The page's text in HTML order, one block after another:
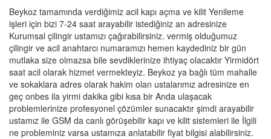
Beykoz tamamında verdiğimiz acil kapı açma ve kilit Yenileme
işleri için bizi 7-24 saat arayabilir istediğiniz an adresinize
Kurumsal çilingir ustamızı çağırabilirsiniz. vermiş olduğumuz
çilingir ve acil anahtarcı numaramızı hemen kaydediniz bir gün
mutlaka size olmazsa bile sevdiklerinize ihtiyaç olacaktır Yirmidört
saat acil olarak hizmet vermekteyiz. Beykoz ya bağlı tüm mahalle
ve sokaklara adres olarak hakim olan ustalarımız adresinize en
geç onbes ila yirmi dakika gibi kısa bir Anda ulaşacak
problemlerinize profesyonel çözümler sunacaktır şimdi arayabilir
ustamız ile GSM da canlı görüşebilir kapı ve kilit sistemleri ile İlgili
ne probleminiz varsa ustamıza anlatabilir fiyat bilgisi alabilirsiniz.